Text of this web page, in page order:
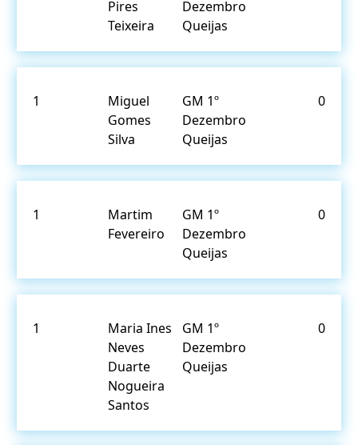
Pires
Teixeira
Dezembro
Queijas
1
Miguel
Gomes
Silva
GM 1º
Dezembro
Queijas
0
1
Martim
Fevereiro
GM 1º
Dezembro
Queijas
0
1
Maria Ines
Neves
Duarte
Nogueira
Santos
GM 1º
Dezembro
Queijas
0